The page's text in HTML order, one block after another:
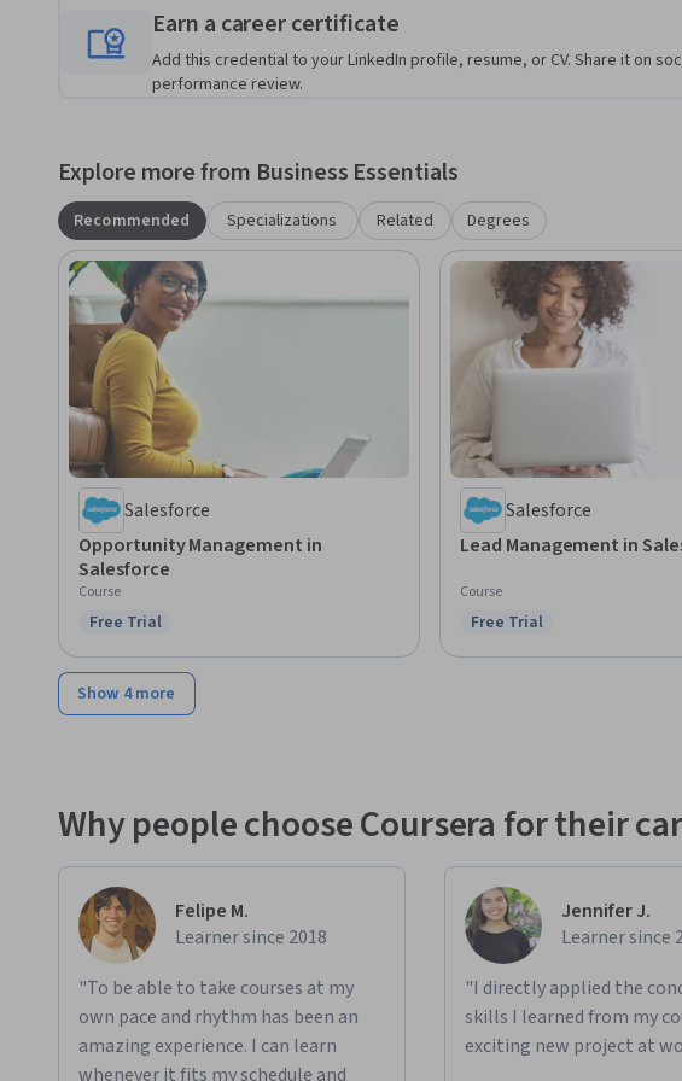
Earn a career certificate
Add this credential to your LinkedIn profile, resume, or CV. Share it on
performance review.
Explore more from Business Essentials
Recommended Specializations Related Degrees
Salesforce
Opportunity Management in
Salesforce
Course
Status: Free Trial
Free Trial
Salesforce
Lead Management in
Course
Status: Free Trial
Free Trial
Show 4 more
Why people choose Coursera for their
Felipe M.
Learner since 2018
"To be able to take courses at my
own pace and rhythm has been an
amazing experience. I can learn
whenever it fits my schedule and
Jennifer J.
Learner since
"I directly applied the
skills I learned from my
exciting new project at